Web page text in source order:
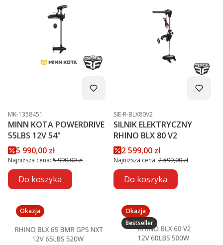
Kod produktu
MK-1358451
MINN KOTA POWERDRIVE
55LBS 12V 54"
Cena promocyjna
5 990,00 zł
Najniższa cena: 5 990,00 zł
Do koszyka
Kod produktu
SIE-R-BLX80V2
SILNIK ELEKTRYCZNY
RHINO BLX 80 V2
Cena promocyjna
2 599,00 zł
Najniższa cena: 2 599,00 zł
Do koszyka
Okazja
Okazja
Bestseller